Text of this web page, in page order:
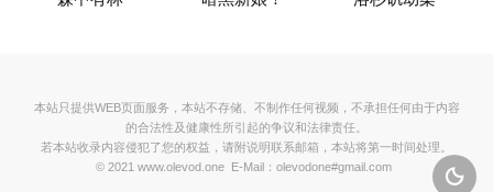

本站只提供WEB页面服务，本站不存储、不制作任何视频，不承担任何由于内容
的合法性及健康性所引起的争议和法律责任。
若本站收录内容侵犯了您的权益，请附说明联系邮箱，本站将第一时间处理。
© 2021 www.olevod.one E-Mail：olevodone#gmail.com